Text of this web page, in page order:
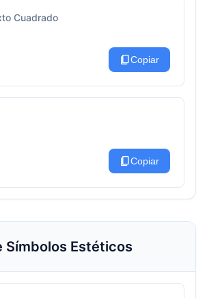
Cuadrado
content_copyCopiar
content_copyCopiar
Símbolos Estéticos